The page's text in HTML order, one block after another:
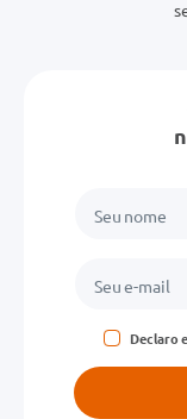
Declaro